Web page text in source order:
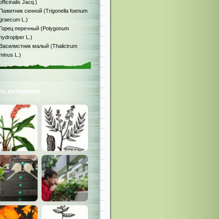
Jacq.)
сенной (Trigonella foenum
L.)
перечный (Polygonum
L.)
малый (Thalictrum
L.)
интересно